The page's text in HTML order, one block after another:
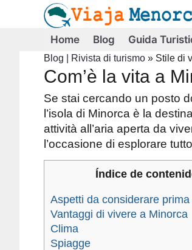
Home Blog Guida
Blog | Rivista di turismo » Stile di
Com’è la vita a
Se stai cercando un posto
l’isola di Minorca è la
attività all’aria aperta da
l’occasione di esplorare
Índice de
Aspetti da considerare
Vantaggi di vivere a Minorca
Clima
Spiagge